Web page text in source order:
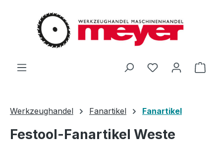
Zum Hauptinhalt springen
Du hast 0
Werkzeughandel Fanartikel Fanartikel
Festool-Fanartikel Weste